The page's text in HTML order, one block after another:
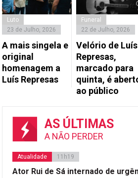
Luto
23 de Julho, 2026
A mais singela e
original
homenagem a
Luís Represas
Funeral
22 de Julho, 2026
Velório de Luís
Represas,
marcado para
quinta, é
ao público
AS ÚLTIMAS
A NÃO PERDER
Atualidade 11h19
Ator Rui de Sá internado de